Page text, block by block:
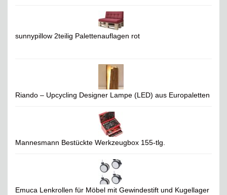
sunnypillow 2teilig Palettenauflagen rot
Riando – Upcycling Designer Lampe (LED) aus Europaletten
Mannesmann Bestückte Werkzeugbox 155-tlg.
Emuca Lenkrollen für Möbel mit Gewindestift und Kugellager